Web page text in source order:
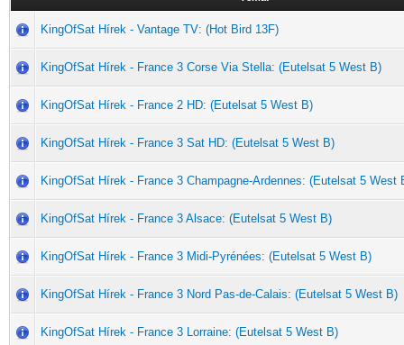
KingOfSat Hírek - Vantage TV: (Hot Bird 13F)
KingOfSat Hírek - France 3 Corse Via Stella: (Eutelsat 5 West B)
KingOfSat Hírek - France 2 HD: (Eutelsat 5 West B)
KingOfSat Hírek - France 3 Sat HD: (Eutelsat 5 West B)
KingOfSat Hírek - France 3 Champagne-Ardennes: (Eutelsat 5 West
KingOfSat Hírek - France 3 Alsace: (Eutelsat 5 West B)
KingOfSat Hírek - France 3 Midi-Pyrénées: (Eutelsat 5 West B)
KingOfSat Hírek - France 3 Nord Pas-de-Calais: (Eutelsat 5 West B)
KingOfSat Hírek - France 3 Lorraine: (Eutelsat 5 West B)